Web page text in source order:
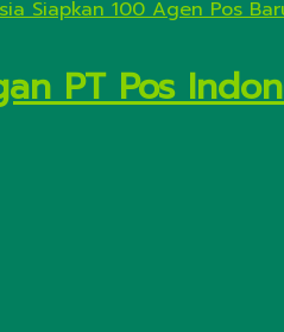
PT Pos